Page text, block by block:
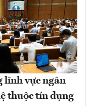
lĩnh vực ngân
thuộc tín dụng